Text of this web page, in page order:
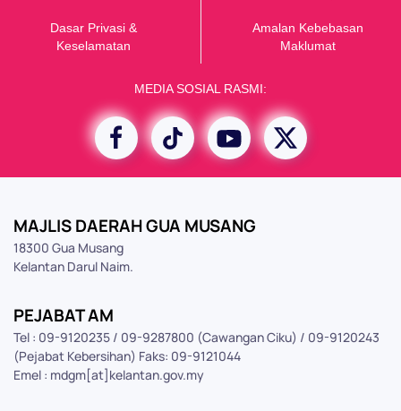
Dasar Privasi &
Keselamatan
Amalan Kebebasan
Maklumat
MEDIA SOSIAL RASMI:
MAJLIS DAERAH GUA MUSANG
18300 Gua Musang
Kelantan Darul Naim.
PEJABAT AM
Tel : 09-9120235 / 09-9287800 (Cawangan Ciku) / 09-9120243
(Pejabat Kebersihan) Faks: 09-9121044
Emel : mdgm[at]kelantan.gov.my